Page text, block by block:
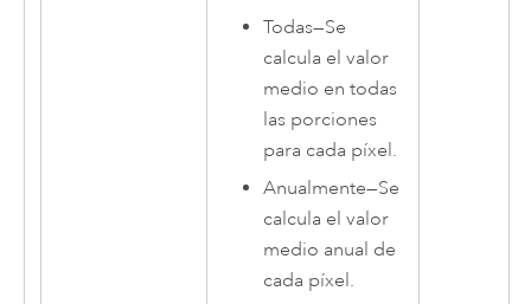
Todas—Se
calcula el valor
medio en todas
las porciones
para cada píxel.
Anualmente—Se
calcula el valor
medio anual de
cada píxel.